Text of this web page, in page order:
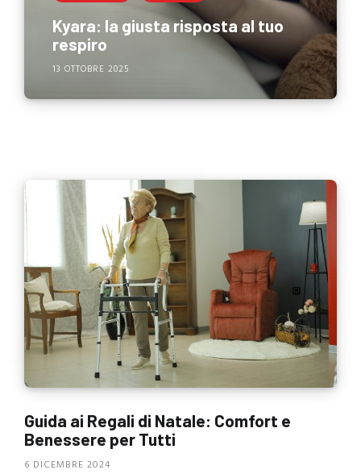
Kyara: la giusta risposta al tuo
respiro
13 OTTOBRE 2025
Guida ai Regali di Natale: Comfort e
Benessere per Tutti
6 DICEMBRE 2024